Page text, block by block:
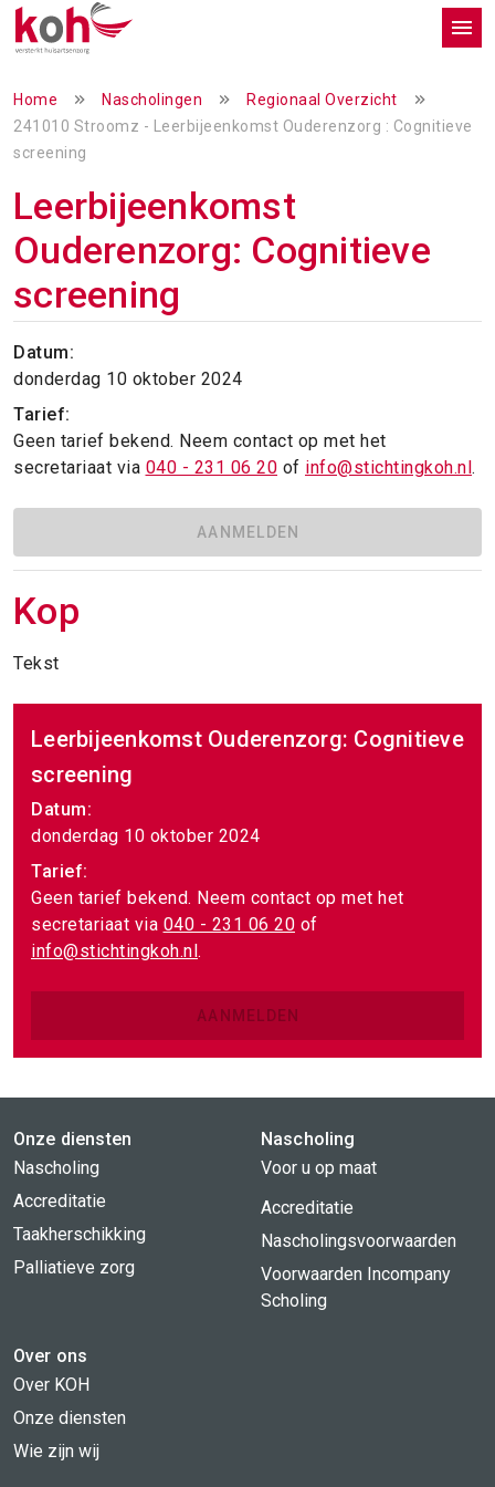
Home Nascholingen
Regionaal Overzicht
241010 Stroomz - Leerbijeenkomst Ouderenzorg : Cognitieve
screening
Leerbijeenkomst
Ouderenzorg: Cognitieve
screening
Datum:
donderdag 10 oktober 2024
Tarief:
Geen tarief bekend. Neem contact op met het
secretariaat via 040 - 231 06 20 of info@stichtingkoh.nl.
AANMELDEN
Kop
Tekst
Leerbijeenkomst Ouderenzorg: Cognitieve
screening
Datum:
donderdag 10 oktober 2024
Tarief:
Geen tarief bekend. Neem contact op met het
secretariaat via 040 - 231 06 20 of
info@stichtingkoh.nl.
AANMELDEN
Onze diensten
Nascholing
Accreditatie
Taakherschikking
Palliatieve zorg
Nascholing
Voor u op maat
Accreditatie
Nascholingsvoorwaarden
Voorwaarden Incompany
Scholing
Over ons
Over KOH
Onze diensten
Wie zijn wij